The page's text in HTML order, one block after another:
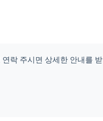
락 주시면 상세한 안내를 받